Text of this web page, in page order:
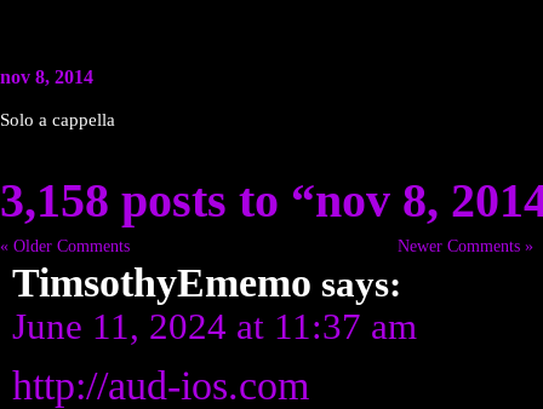
nov 8, 2014
Solo a cappella
3,158 posts to “nov 8,
« Older Comments Newer Comments »
TimsothyEmemo says:
June 11, 2024 at 11:37 am
http://aud-ios.com